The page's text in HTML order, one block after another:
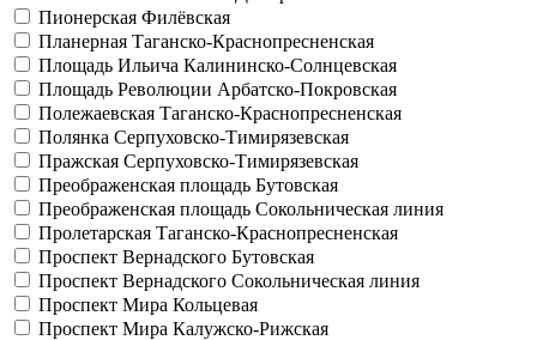
Пионерская Филёвская
Планерная Таганско-Краснопресненская
Площадь Ильича Калининско-Солнцевская
Площадь Революции Арбатско-Покровская
Полежаевская Таганско-Краснопресненская
Полянка Серпуховско-Тимирязевская
Пражская Серпуховско-Тимирязевская
Преображенская площадь Бутовская
Преображенская площадь Сокольническая линия
Пролетарская Таганско-Краснопресненская
Проспект Вернадского Бутовская
Проспект Вернадского Сокольническая линия
Проспект Мира Кольцевая
Проспект Мира Калужско-Рижская